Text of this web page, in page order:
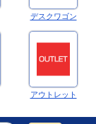
デスクワゴン
アウトレット